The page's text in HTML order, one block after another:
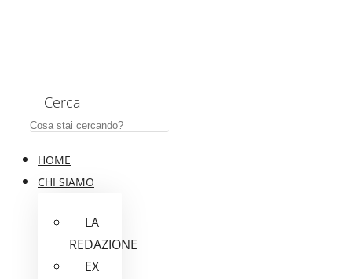
Cerca
HOME
CHI SIAMO
LA
REDAZIONE
EX